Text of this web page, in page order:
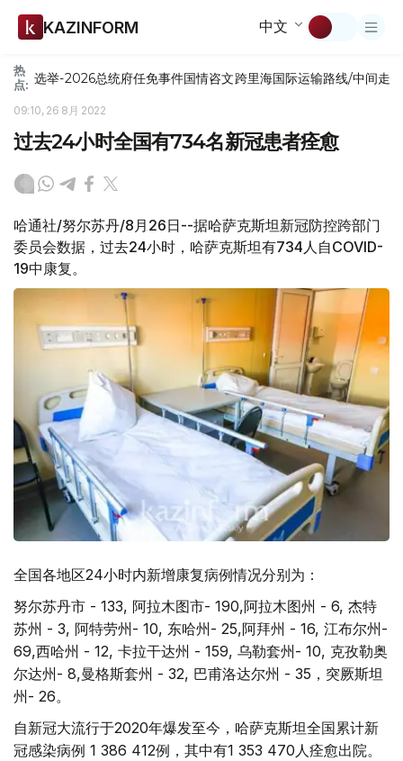
KAZINFORM 中文
热
点: 选举-2026总统府任免事件国情咨文跨里海国际运输路线/中间走廊
09:10, 26 8月 2022
过去24小时全国有734名新冠患者痊愈
哈通社/努尔苏丹/8月26日--据哈萨克斯坦新冠防控跨部门
委员会数据，过去24小时，哈萨克斯坦有734人自COVID-
19中康复。
全国各地区24小时内新增康复病例情况分别为：
努尔苏丹市 - 133, 阿拉木图市- 190,阿拉木图州 - 6, 杰特
苏州 - 3, 阿特劳州- 10, 东哈州- 25,阿拜州 - 16, 江布尔州-
69,西哈州 - 12, 卡拉干达州 - 159, 乌勒套州- 10, 克孜勒奥
尔达州- 8,曼格斯套州 - 32, 巴甫洛达尔州 - 35，突厥斯坦
州- 26。
自新冠大流行于2020年爆发至今，哈萨克斯坦全国累计新
冠感染病例 1 386 412例，其中有1 353 470人痊愈出院。